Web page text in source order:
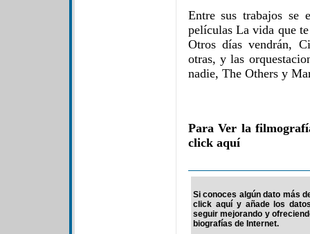
Entre sus trabajos se
películas La vida que
Otros días vendrán,
otras, y las
nadie, The Others y
Para Ver la
click aquí
Si conoces algún dato más
click aquí y añade los
seguir mejorando y
biografías de Internet.